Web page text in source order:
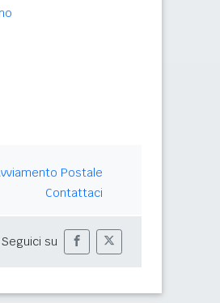
Postale
Contattaci
Seguici su